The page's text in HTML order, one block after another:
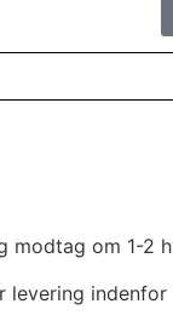
modtag om 1-2
indenfor